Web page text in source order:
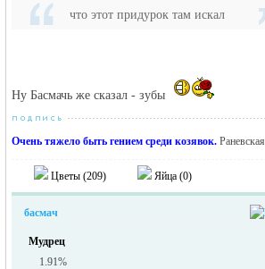
что этот придурок там искал
Ну Басмачь же сказал - зубы
Очень тяжело быть гением среди козявок. Раневская
Цветы (209) Яйца (0)
басмач
Мудрец
1.91%